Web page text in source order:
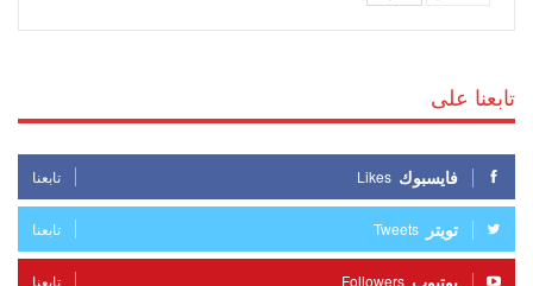
تابعنا على
فايسبوك Likes تابعنا
تويتر Tweets تابعنا
Followers تابعنا